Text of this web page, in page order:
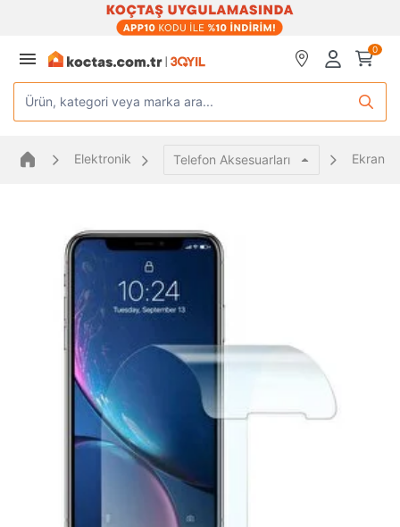
0
Ürün, kategori veya marka ara...
Elektronik Telefon Aksesuarları Ekran